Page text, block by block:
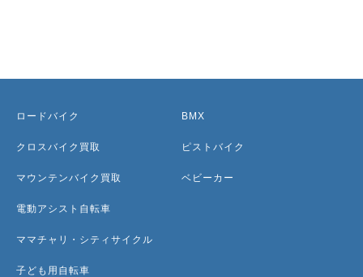
ロードバイク
クロスバイク買取
マウンテンバイク買取
電動アシスト自転車
ママチャリ・シティサイクル
子ども用自転車
BMX
ピストバイク
ベビーカー